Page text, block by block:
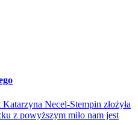
Necel-Stempin złożyła
z powyższym miło nam jest